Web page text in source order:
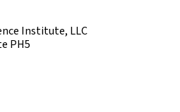
Institute, LLC
PH5